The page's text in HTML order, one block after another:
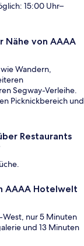
15:00 Uhr–
Nähe von AAAA
Wandern,
Segway-Verleihe.
Picknickbereich und
Restaurants
AAAA Hotelwelt
nur 5 Minuten
und 13 Minuten